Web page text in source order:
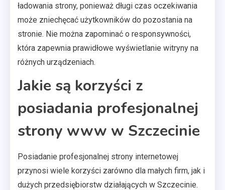
ładowania strony, ponieważ długi czas oczekiwania
może zniechęcać użytkowników do pozostania na
stronie. Nie można zapominać o responsywności,
która zapewnia prawidłowe wyświetlanie witryny na
różnych urządzeniach.
Jakie są korzyści z
posiadania profesjonalnej
strony www w Szczecinie
Posiadanie profesjonalnej strony internetowej
przynosi wiele korzyści zarówno dla małych firm, jak i
dużych przedsiębiorstw działających w Szczecinie.